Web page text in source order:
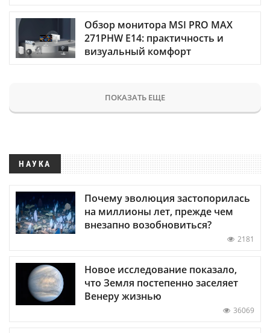
Обзор монитора MSI PRO MAX
271PHW E14: практичность и
визуальный комфорт
ПОКАЗАТЬ ЕЩЕ
НАУКА
Почему эволюция застопорилась
на миллионы лет, прежде чем
внезапно возобновиться?
2181
Новое исследование показало,
что Земля постепенно заселяет
Венеру жизнью
36069